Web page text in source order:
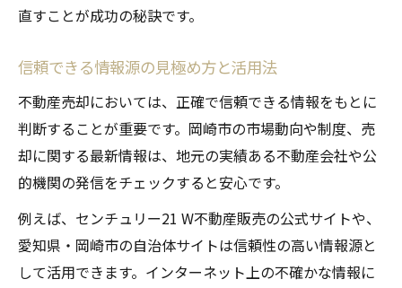
直すことが成功の秘訣です。
信頼できる情報源の見極め方と活用法
不動産売却においては、正確で信頼できる情報をもとに
判断することが重要です。岡崎市の市場動向や制度、売
却に関する最新情報は、地元の実績ある不動産会社や公
的機関の発信をチェックすると安心です。
例えば、センチュリー21 W不動産販売の公式サイトや、
愛知県・岡崎市の自治体サイトは信頼性の高い情報源と
して活用できます。インターネット上の不確かな情報に